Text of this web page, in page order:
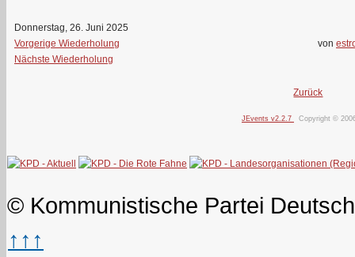
Donnerstag, 26. Juni 2025
Vorgerige Wiederholung
Nächste Wiederholung
von
Zurück
JEvents v2.2.7 Copyright ©
© Kommunistische Partei
↑↑↑